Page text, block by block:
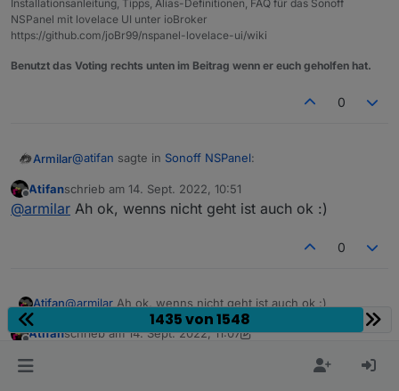
Installationsanleitung, Tipps, Alias-Definitionen, FAQ für das Sonoff
NSPanel mit lovelace UI unter ioBroker
https://github.com/joBr99/nspanel-lovelace-ui/wiki
Benutzt das Voting rechts unten im Beitrag wenn er euch geholfen hat.
0
Armilar@atifan sagte in Sonoff NSPanel:
@ armilarAhso ok Danke!
bequem wenn man über die Buttons einfach links
Ist das großer Aufwand zu programmieren?
"event,buttonPress2,cardMedia,bPrev"
Wenn die stattdessen in der HandleButtonEvent
Offline
Atifanschrieb am 14. Sept. 2022, 10:51
zuletzt editiert von
@armilar Ah ok, wenns nicht geht ist auch ok :)
0
Atifan@armilar Ah ok, wenns nicht geht ist auch ok :)
Atifanschrieb am14. Sept. 2022, 11:07
zuletzt editiert von Atifan
1435 von 1548